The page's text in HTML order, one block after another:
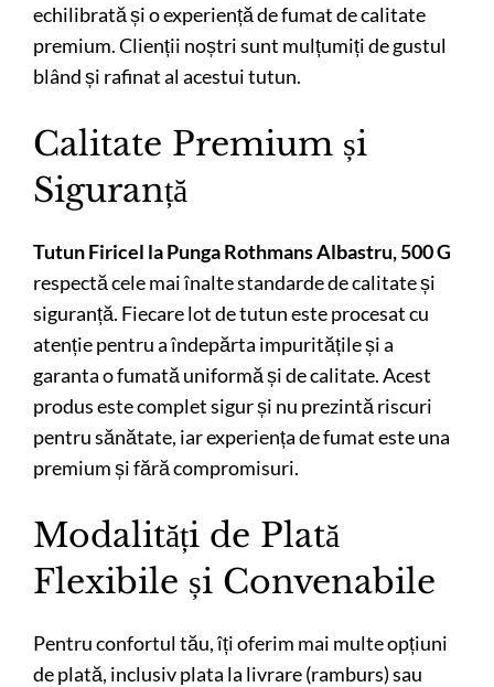
echilibrată și o experiență de fumat de calitate
premium. Clienții noștri sunt mulțumiți de gustul
blând și rafinat al acestui tutun.
Calitate Premium și
Siguranță
Tutun Firicel la Punga Rothmans Albastru, 500 G
respectă cele mai înalte standarde de calitate și
siguranță. Fiecare lot de tutun este procesat cu
atenție pentru a îndepărta impuritățile și a
garanta o fumată uniformă și de calitate. Acest
produs este complet sigur și nu prezintă riscuri
pentru sănătate, iar experiența de fumat este una
premium și fără compromisuri.
Modalități de Plată
Flexibile și Convenabile
Pentru confortul tău, îți oferim mai multe opțiuni
de plată, inclusiv plata la livrare (ramburs) sau